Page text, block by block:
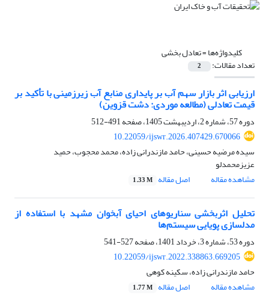
کلیدواژه‌ها =تعادل بخشی
تعداد مقالات: 2
ارزیابی اثر بازار سهم آب بر پایداری منابع آب زیرزمینی با تأکید بر
قیمت تعادلی (مطالعه موردی: دشت قزوین)
دوره 57، شماره 2، اردیبهشت 1405، صفحه
491-512
10.22059/ijswr.2026.407429.670066
سیده مرضیه حسینی، حامد مازندرانی زاده، محمد محجوب، حمید
عزیزمحمدلو
مشاهده مقاله
اصل مقاله 1.33 M
تحلیل اثربخشی سناریوهای احیای آبخوان مشهد با استفاده از
مدلسازی پویایی سیستم‌ها
دوره 53، شماره 3، خرداد 1401، صفحه
527-541
10.22059/ijswr.2022.338863.669205
حامد مازندرانی زاده، سکینه کوهی
مشاهده مقاله
اصل مقاله 1.77 M